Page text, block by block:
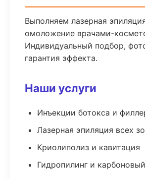
Выполняем лазерная
омоложение врачами-
Индивидуальный подбор,
гарантия эффекта.
Наши услуги
Инъекции ботокса и
Лазерная эпиляция всех
Криолиполиз и кавитация
Гидропилинг и